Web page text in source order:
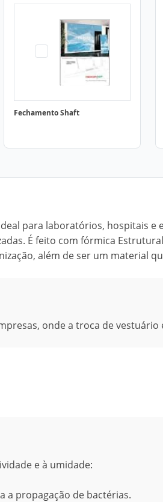
Fechamento Shaft
para laboratórios, hospitais
É feito com fórmica
além de ser um material
onde a troca de
e à umidade:
a propagação de bactérias.